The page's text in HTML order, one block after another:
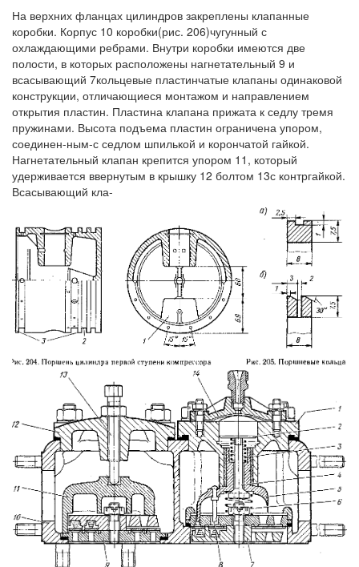
На верхних фланцах цилиндров закреплены клапанные
коробки. Корпус 10 коробки(рис. 206)чугунный с
охлаждающими ребрами. Внутри коробки имеются две
полости, в которых расположены нагнетательный 9 и
всасывающий 7кольцевые пластинчатые клапаны одинаковой
конструкции, отличающиеся монтажом и направлением
открытия пластин. Пластина клапана прижата к седлу тремя
пружинами. Высота подъема пластин ограничена упором,
соединен-ным-с седлом шпилькой и корончатой гайкой.
Нагнетательный клапан крепится упором 11, который
удерживается ввернутым в крышку 12 болтом 13с контргайкой.
Всасывающий кла-